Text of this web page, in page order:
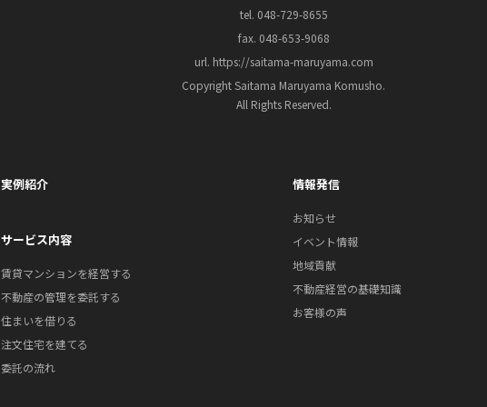
tel. 048-729-8655
fax. 048-653-9068
url. https://saitama-maruyama.com
Copyright Saitama Maruyama Komusho.
All Rights Reserved.
実例紹介
サービス内容
賃貸マンションを経営する
不動産の管理を委託する
住まいを借りる
注文住宅を建てる
委託の流れ
情報発信
お知らせ
イベント情報
地域貢献
不動産経営の基礎知識
お客様の声